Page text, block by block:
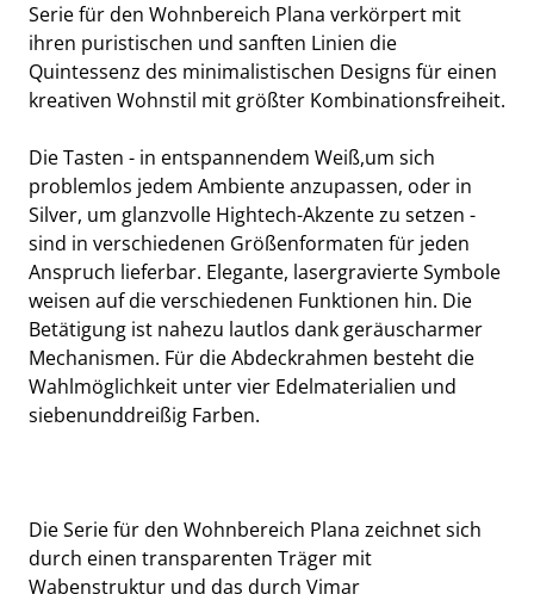
Serie für den Wohnbereich Plana verkörpert mit
ihren puristischen und sanften Linien die
Quintessenz des minimalistischen Designs für einen
kreativen Wohnstil mit größter Kombinationsfreiheit.
Die Tasten - in entspannendem Weiß,um sich
problemlos jedem Ambiente anzupassen, oder in
Silver, um glanzvolle Hightech-Akzente zu setzen -
sind in verschiedenen Größenformaten für jeden
Anspruch lieferbar. Elegante, lasergravierte Symbole
weisen auf die verschiedenen Funktionen hin. Die
Betätigung ist nahezu lautlos dank geräuscharmer
Mechanismen. Für die Abdeckrahmen besteht die
Wahlmöglichkeit unter vier Edelmaterialien und
siebenunddreißig Farben.
Die Serie für den Wohnbereich Plana zeichnet sich
durch einen transparenten Träger mit
Wabenstruktur und das durch Vimar